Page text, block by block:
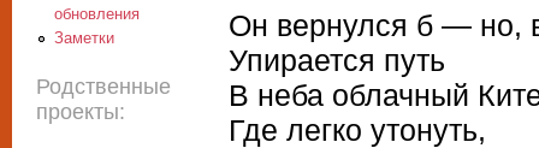
Он вернулся б — но,
Упирается путь
В неба облачный
Где легко утонуть,
обновления
Заметки
Родственные
проекты: